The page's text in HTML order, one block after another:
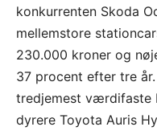
konkurrenten Skoda
mellemstore
230.000 kroner og
37 procent efter tre
tredjemest værdifaste
dyrere Toyota Auris